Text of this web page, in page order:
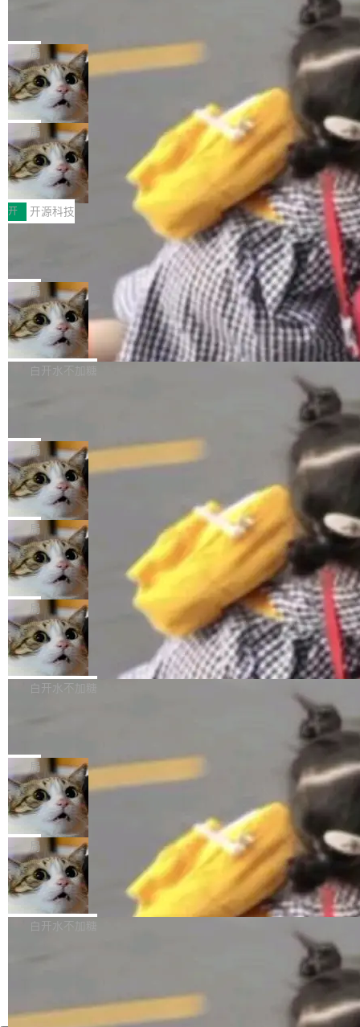
库之一。你的操作系统、浏览器、无数的基础设
施软件，很可能都在用它。而过去十年，维护它
的人一直在用业余...
gi?id=2019042">Bug&nbsp;2019042</a>）</l
i> <li>现在，助手可以直接使用 Exa 的网络搜索
结果回答问题，而无需将问题转交给搜索引擎。
（<a href="https://bugzilla.mozilla.org/show_
bug.cgi?id=204...
的 npm 包。项目的核心论点是：容器不适合 Ag
ent 计算。真正适合的，是 Isolate。 Cloudflare
工程师在这件事上没什么可谦虚的——他们用 W
orkers 跑了十年 Isolate。用 CEO Matthew Pri
nce 的话说：「我们一生都在用 Isolate 运行代
码，而 AI Agent 不需要容器，它们需要的是 Iso
late。」 容器为什么不合适 容器的问题在于启动
和销毁都太重了。一个 Agent 要执行的任务可能
只需要几毫秒的 CPU 时间，但容器从冷启动到
就绪要花数秒。如果未来有十...
局
OpenAI 公开邮件和聊天记录回应苹果
诉讼，称“Apple is getting this wron
g”
上个月，苹果一纸诉状把 OpenAI 告上法庭，指
控其挖角苹果前员工并窃取商业秘密。苹果的诉
状把 OpenAI 描述成一个系统性地从前东家挖
人、套取机密信息的对手。 OpenAI 没发律师
函，也没选择庭外沉默。它在官网贴了一篇博
文，标题只有六个字：Apple is getting this wro
ng。 然后，它把邮件往来和 iMessage 聊天记
录全贴了出来。 他发错人了 苹果外部律师 Gabr
iel Gross 来自 Weil 律所，2 月 23 日下午 5:53
给 OpenAI 总法律顾问 Che Chang 发了封邮
件，附了一封长信，要求 OpenAI 配合调查前苹
果员工带走机密信...
局
HUAWEI MatePad Edge上架WorkBu
ddy鸿蒙PC版，说话就能干活的AI办公
搭子
全能AI工作台WorkBuddy鸿蒙PC版上架HUAWE
I MatePad Edge应用市场，直接下载即可使
用，与鸿蒙电脑上的体验一致。值得一提的是，
这是目前市面上唯一支持平板接入WorkBuddy P
C版的产品，搭载“人机双写”重磅功能——你写
你的，AI写AI的，同屏协作互不干扰。一句话让
AI帮你干活，现在开启全新体验！ 温馨提示：
体验WorkBuddy鸿蒙PC版前，请将 HUAWEI M
atePad Edge 升级至 HarmonyOS 6.1.0.135S
P9 patch03及以上版本。 *升级路径：设置 > 搜
开 开源科技
FFmpeg 9.0 发布：代号“Lei”，以此纪
全球知名开源多媒体框架 FFmpeg 今天正式发
布了 9.0 版本。这个版本除了带来新一代音视频
处理能力和硬件加速支持之外，还有一个特殊之
处：FFmpeg 9.0 的代号是“Lei”。 这个名字，
来自中国开发者雷霄骅（Lei Xiaohua）。 对于
很多中国音视频开发者而言，这个名字并不陌
“启蒙老师”。 而今年，恰好是雷霄骅离世十周
年。FFmpeg 社区最终选择用一个大版本的名
字，留下了这份纪念。 雷霄骅曾是中国传媒大学
数字电视技术方向的博士生，长期从事视频、音
频技...
局
亚马逊成本失控：AI 写代码烧掉 1215
万元，超预算 860%
外媒近日曝光了亚马逊的多份内部报告显示，AI
导致公司在多个项目上超支。《金融时报》报道
编写程序，目标是完成电商平台作者信息与商品
列表的数据匹配 —— 一项常规的数据处理任
务，最终却产生了 180 万美元的账单，实际支出
超出原定预算 860%。 更令人意外的是，该项目
最终并未成功落地，而高额算力消耗持续运行长
达 5 个月，公司直到财务对账时才察觉异常。这
意味着一个无人看管的 AI 程序，在近半年时间
里日夜不停地"烧钱"。 复盘显示，...
白开水不加糖
e CEO Clément Delangue 在 CNBC 的采访里
没有拐弯抹角。他说中国正在赢得 AI 竞赛，而
且按目前的速度，中国 AI 工具预计在今年底或
2027 年就能追上美国前沿实验室的水平。 Dela
ngue 把原因归结为一件事：开放协作。中国的
AI 开发者在一个共享和协作的生态里加速迭代，
而美国模型厂商在"闭门造车"。他的原话是 "buil
ding in silos"——各自为战，互不通气。 这个判
断从他嘴里说出来分量不同。Hugging Face 是
全球最大的开源 AI 平台，上面跑着上百万个模
型。谁在开源赛道上领先，...
局
当 AI agent 把源码变成了最好的扩展系
统，开发者工具必须开源
五年前，David Crawshaw 问过很多软件工程师
一个问题：你写过什么给自己用的程序？答案几
乎都是没有。工程师们整天用别人写的程序写程
序给别人用。偶尔有人自己写个博客系统、智能
家居控制、家庭实验室，都算稀奇事。 Crawsh
aw 是 Shelley 的作者，一个开源 AI coding age
nt。他最近在博客上写了一篇文章，核心论点很
简单：开发者工具必须开源。 理由不是传统的自
由软件情怀，而是一个跟 AI agent 直接相关的
技术判断。 两行 prompt 就能个性化任何软件 C
局
DeepSeek Harness 宣布内测邀请，全
网最大规模开源 Agent 路演现场诞生
一条内测招募帖，发出去的时候大概没人想到它
会变成一场开源 Agent 生态的路演。 8月1日，
DeepSeek Harness 团队负责人崔添翼（tiany
i）在 X 上发帖： 「如果你是 Agent Harness 相
关开源项目的开发者，希望参加 DeepSeek Har
ness 的内测，可以回复或私信联系我。请附上
Harness 负责把能力落到真实环境中——调用工
具、读写文件、管理上下文、处理错误、完成闭
环。崔添翼招人的标...
局
商汤 SenseNova U1.5-Lite-Preview
开源
商汤科技宣布面向社区开源轻量级统一多模态模
型的预览版本 SenseNova U1.5-Lite-Preview。
理解、推理、生成与编辑，还仅以 8B-MoT 的轻
量大小，将能力推进到4K、更精细的真实质感、
更复杂的视觉控制和可持续迭代编辑。 相比 U
1，U1.5-Lite-Preview 在以下方向上带来了显著
提升： 原生支持4K图像生成； 更精细的局部纹
理、细节与真实世界质感； 更准确的中英文文字
生成与复杂版式组织； 更稳定的图...
白开水不加糖
nap。这次是 hwctl——一个用来检查 Ubuntu
硬件认证状态的命令行工具。 Canonical 工程师
Alan Griffiths 在邮件列表中说得很直白：「hwc
tl 是一个 Ubuntu 专有的包，它和它的依赖项都
是 Ubuntu 专有的，不会用在其他发行版上。」
所以 deb 版本的受众实际上为零。既然只有 Ub
untu 用户在用，那用 snap 打包就没什么可纠结
的。 从 deb 到 snap 的迁移路径 hwctl 是 rust-
hwlib 硬件 API 库的一部分，命令行工具负责查
局
Dario Amodei 担心新人来 Anthropic
只为金钱，不为使命
顶级 AI 研究员在两家公司之间来回跳，中间只
隔了几天。 Lilian Weng 上周刚宣布因健康原因
离开 Thinking Machines Lab，说自己作为联合
创始人的角色「太累了」。几天后，The Inform
ation 就曝出她将重回 OpenAI，负责递归自我
改进方向的研究。她是 Thinking Machines 过
一在人才争夺战中失血的公司。六月，Google
连失两员大将：Noam Shazeer 去了 Op...
局
FFmpeg 9.0 发布
FFmpeg 9.0 现已发布，包含多项改进。官方更
新日志列出的 9.0 版本主要更新内容如下： 扩
er HE-AAC 960 解码 (DAB+) transpose_cuda
filter 添加 AMF Frame Rate Converter (vf_frc
白开水不加糖